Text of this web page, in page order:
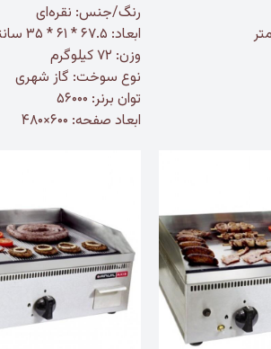
رنگ/جنس: نقره‌ای
ابعاد: ۶۷.۵ * ۶۱ * ۳۵ سانتی متر
وزن: ۷۲ کیلوگرم
نوع سوخت: گاز شهری
توان برنر: ۵۶۰۰۰
ابعاد صفحه: ۶۰۰×۴۸۰